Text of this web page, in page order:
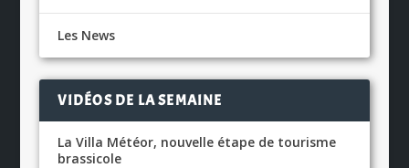
Les News
VIDÉOS DE LA SEMAINE
La Villa Météor, nouvelle étape de tourisme
brassicole